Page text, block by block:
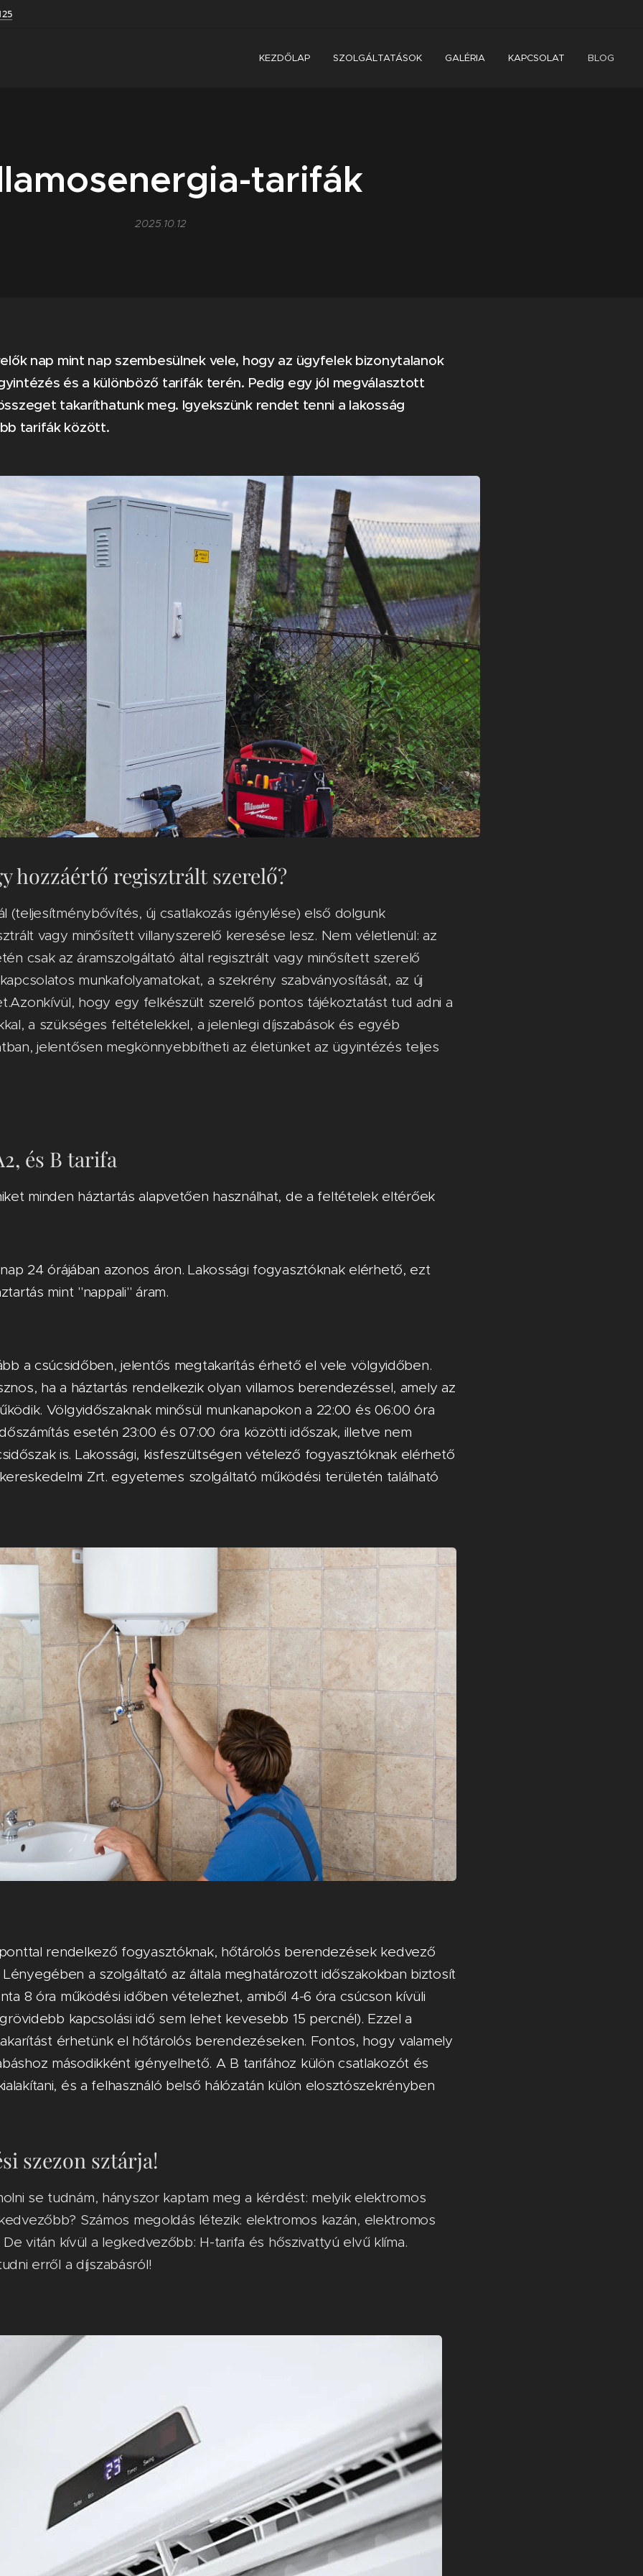
KEZDŐLAP SZOLGÁLTATÁSOK GALÉRIA KAPCSOLAT BLOG
tarifák
2025.10.12
nap mint nap szembesülnek vele, hogy az ügyfelek bizonytalanok
és a különböző tarifák terén. Pedig egy jól megválasztott
takaríthatunk meg. Igyekszünk rendet tenni a lakosság
tarifák között.
hozzáértő regisztrált szerelő?
(teljesítménybővítés, új csatlakozás igénylése) első dolgunk
vagy minősített villanyszerelő keresése lesz. Nem véletlenül: az
csak az áramszolgáltató által regisztrált vagy minősített szerelő
munkafolyamatokat, a szekrény szabványosítását, az új
​Azonkívül, hogy egy felkészült szerelő pontos tájékoztatást tud adni a
a szükséges feltételekkel, a jelenlegi díjszabások és egyéb
jelentősen megkönnyebbítheti az életünket az ügyintézés teljes
és B tarifa
minden háztartás alapvetően használhat, de a feltételek eltérőek
24 órájában azonos áron. Lakossági fogyasztóknak elérhető, ezt
mint "nappali" áram.
a csúcsidőben, jelentős megtakarítás érhető el vele völgyidőben.
ha a háztartás rendelkezik olyan villamos berendezéssel, amely az
Völgyidőszaknak minősül munkanapokon a 22:00 és 06:00 óra
esetén 23:00 és 07:00 óra közötti időszak, illetve nem
is. Lakossági, kisfeszültségen vételező fogyasztóknak elérhető
Zrt. egyetemes szolgáltató működési területén található
rendelkező fogyasztóknak, hőtárolós berendezések kedvező
a szolgáltató az általa meghatározott időszakokban biztosít
8 óra működési időben vételezhet, amiből 4-6 óra csúcson kívüli
kapcsolási idő sem lehet kevesebb 15 percnél). Ezzel a
érhetünk el hőtárolós berendezéseken. Fontos, hogy valamely
másodikként igényelhető. A B tarifához külön csatlakozót és
és a felhasználó belső hálózatán külön elosztószekrényben
szezon sztárja!
se tudnám, hányszor kaptam meg a kérdést: melyik elektromos
Számos megoldás létezik: elektromos kazán, elektromos
vitán kívül a legkedvezőbb: H-tarifa és hőszivattyú elvű klíma.
erről a díjszabásról!